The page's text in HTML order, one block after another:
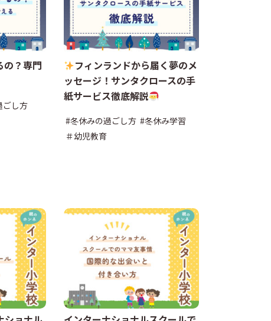
の？専門
ごし方
フィンランドから届く夢のメ
ッセージ！サンタクロースの手
紙サービス徹底解説
#冬休みの過ごし方 #冬休み学習
＃幼児教育